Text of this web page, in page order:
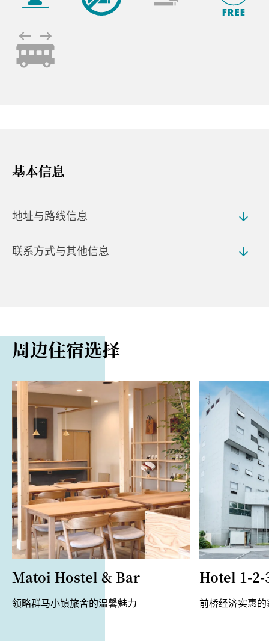
基本信息
地址与路线信息
地址
联系方式与其他信息
https://www.mrsgunma.com/kiyomizu-tei
英语、法语
周边住宿选择
Matoi Hostel & Bar
领略群马小镇旅舍的温馨魅力
Hotel 1-
前桥经济实惠